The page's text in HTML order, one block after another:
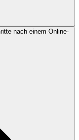
nach einem Online-